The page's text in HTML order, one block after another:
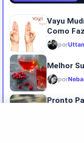
Vayu
Como
por
Melhor
por
Pronto